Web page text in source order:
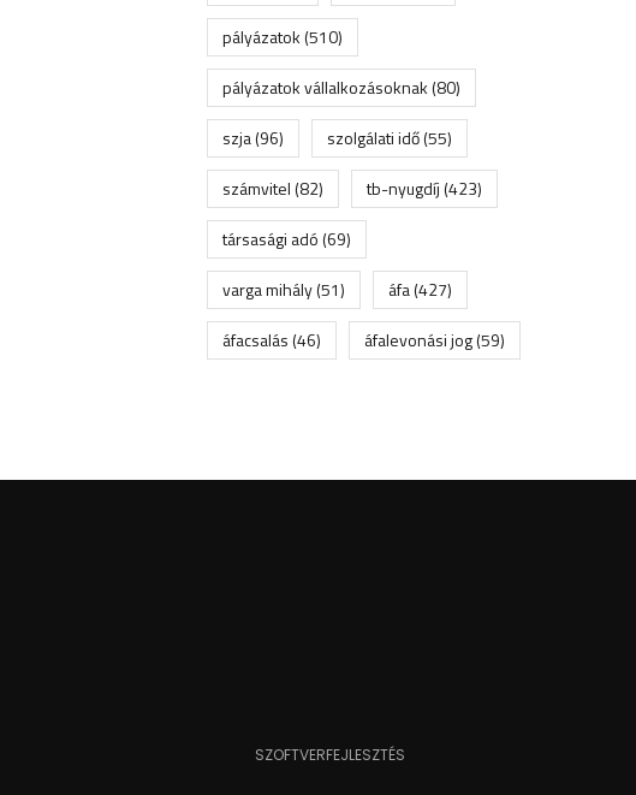
pályázatok(510)
pályázatok vállalkozásoknak(80)
szja(96) szolgálati idő(55)
számvitel(82) tb-nyugdíj(423)
társasági adó(69)
varga mihály(51) áfa(427)
áfacsalás(46) áfalevonási jog(59)
SZOFTVERFEJLESZTÉS